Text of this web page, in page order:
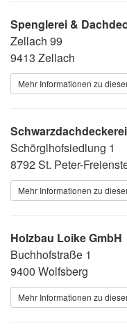
Spenglerei &
Zellach 99
9413 Zellach
Mehr Informationen zu
Schörglhofsiedlung 1
8792 St. Peter-
Mehr Informationen zu
Holzbau Loike GmbH
Buchhofstraße 1
9400 Wolfsberg
Mehr Informationen zu